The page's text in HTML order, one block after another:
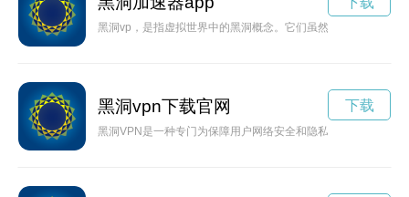
黑洞vp，是指虚拟世界中的黑洞概念。它们虽然只是虚拟存在
黑洞vpn下载官网
黑洞VPN是一种专门为保障用户网络安全和隐私的虚拟专用网
下载